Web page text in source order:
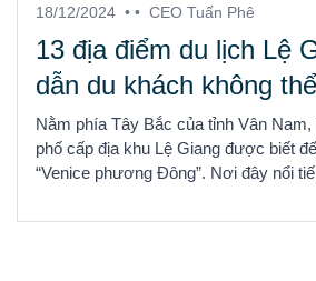
18/12/2024 • • CEO Tuấn Phê
13 địa điểm du lịch Lệ
dẫn du khách không
Nằm phía Tây Bắc của tỉnh Vân
phố cấp địa khu Lệ Giang được biết
“Venice phương Đông”. Nơi đây nổi